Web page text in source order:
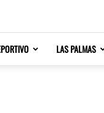
LAS PALMAS